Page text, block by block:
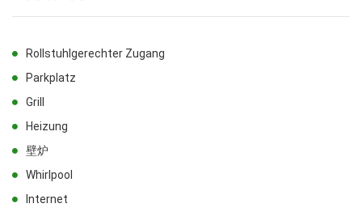
Rollstuhlgerechter Zugang
Parkplatz
Grill
Heizung
壁炉
Whirlpool
Internet